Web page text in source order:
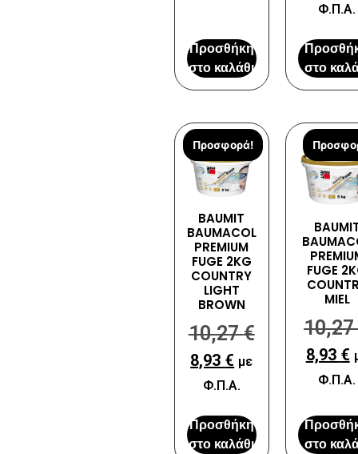
Προσθήκη
στο καλάθι
Φ.Π.Α.
στο
Προσφορά!
BAUMIT
BAUMACOL
PREMIUM
FUGE 2KG
COUNTRY
LIGHT
BROWN
10,27€
8,93 € με
Φ.Π.Α.
Προσθήκη
στο καλάθι
FUGE
MIEL
8,93 €
Φ.Π.Α.
στο